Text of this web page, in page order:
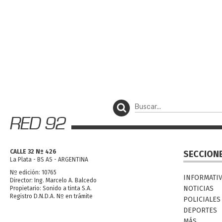
CALLE 32 Nº 426
La Plata - BS AS - ARGENTINA
Nº edición: 10765
Director: Ing. Marcelo A. Balcedo
Propietario: Sonido a tinta S.A.
Registro D.N.D.A. Nº en trámite
NOTICIAS
POLICIALES
DEPORTES